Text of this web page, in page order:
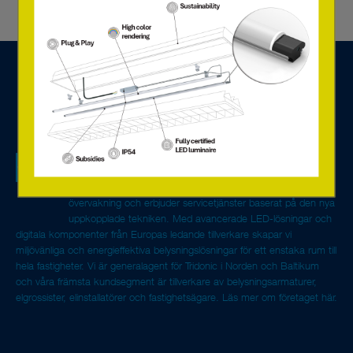
övervakning och erbjuder servicetjänster baserat på den nya
uppkopplade tekniken. Med avancerade LED-lösningar och
digitala komponenter från Europas ledande tillverkare skapar vi
miljövänliga och energieffektiva belysningslösningar för ett enstaka rum till
hela fastigheter. Vi är generalagent för Tridonic i Norden och Baltikum
och våra främsta kundsegment är tillverkare av belysningsarmaturer,
elgrossister, elinstallatörer och fastighetsägare. Läs mer om företaget här.